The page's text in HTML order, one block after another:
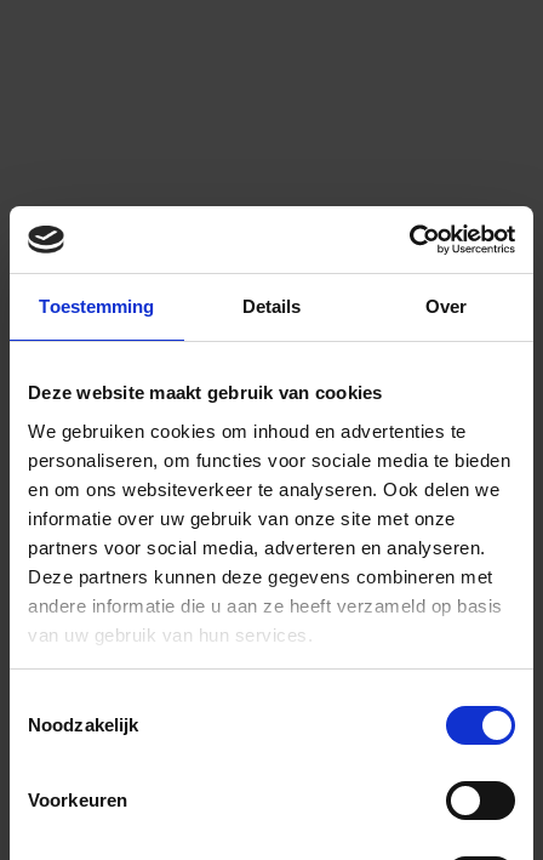
Toestemming Details Over
Deze website maakt gebruik van cookies
We gebruiken cookies om inhoud en advertenties te
personaliseren, om functies voor sociale media te bieden
en om ons websiteverkeer te analyseren. Ook delen we
informatie over uw gebruik van onze site met onze
partners voor social media, adverteren en analyseren.
Deze partners kunnen deze gegevens combineren met
andere informatie die u aan ze heeft verzameld op basis
van uw gebruik van hun services.
Noodzakelijk
Voorkeuren